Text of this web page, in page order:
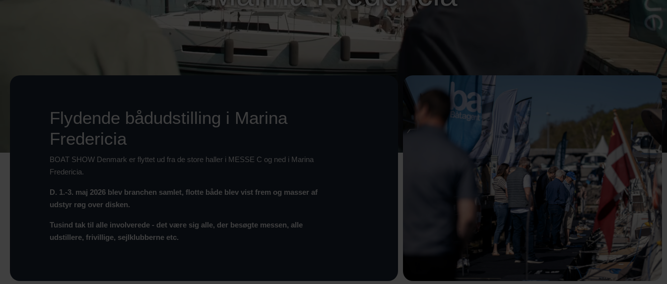
Flydende bådudstilling i Marina
Fredericia
BOAT SHOW Denmark er flyttet ud fra de store haller i MESSE C og ned i Marina
Fredericia.
D. 1.-3. maj 2026 blev branchen samlet, flotte både blev vist frem og masser af
udstyr røg over disken.
Tusind tak til alle involverede - det være sig alle, der besøgte messen, alle
udstillere, frivillige, sejlklubberne etc.